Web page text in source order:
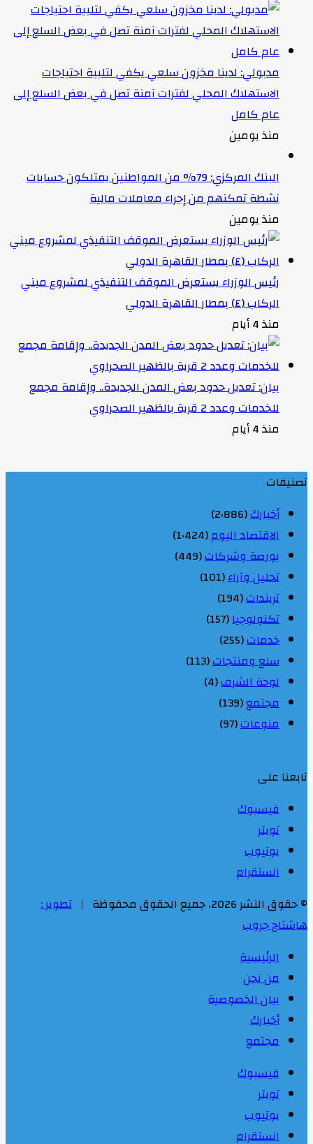
مدبولي: لدينا مخزون سلعي يكفي لتلبية احتياجات
الاستهلاك المحلي لفترات آمنة تصل في بعض السلع إلى
عام كامل
منذ يومين
البنك المركزي: 79% من المواطنين يمتلكون حسابات
نشطة تمكنهم من إجراء معاملات مالية
منذ يومين
رئيس الوزراء يستعرض الموقف التنفيذي لمشروع مبني
الركاب (٤) بمطار القاهرة الدولي
منذ 4 أيام
بيان: تعديل حدود بعض المدن الجديدة.. وإقامة مجمع
للخدمات وعدد 2 قرية بالظهير الصحراوي
منذ 4 أيام
تصنيفات
أخبارك(2٬886)
الاقتصاد اليوم(1٬424)
بورصة وشركات(449)
تحليل وآراء(101)
تريندات(194)
تكنولوجيا(157)
خدمات(255)
سلع ومنتجات(113)
لوحة الشرف(4)
مجتمع(139)
منوعات(97)
تابعنا على
فيسبوك
تويتر
يوتيوب
انستقرام
© حقوق النشر 2026، جميع الحقوق محفوظة |
تطوير :
هاشتاج جروب
الرئيسية
من نحن
بيان الخصوصية
أخبارك
مجتمع
فيسبوك
تويتر
يوتيوب
انستقرام